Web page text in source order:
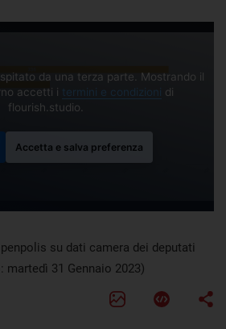
da una terza parte. Mostrando il
accetti i termini e condizioni di
flourish.studio.
Accetta e salva preferenza
su dati camera dei deputati
31 Gennaio 2023)